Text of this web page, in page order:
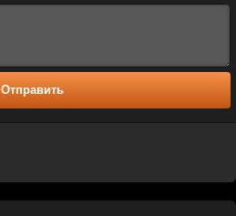
Отправить